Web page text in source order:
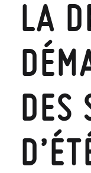
LA
DES